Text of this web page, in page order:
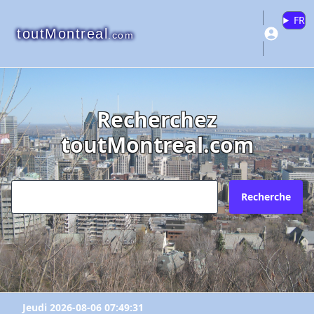
toutMontreal.com
FR
Recherchez
toutMontreal.com
Recherche
Jeudi 2026-08-06 07:49:31